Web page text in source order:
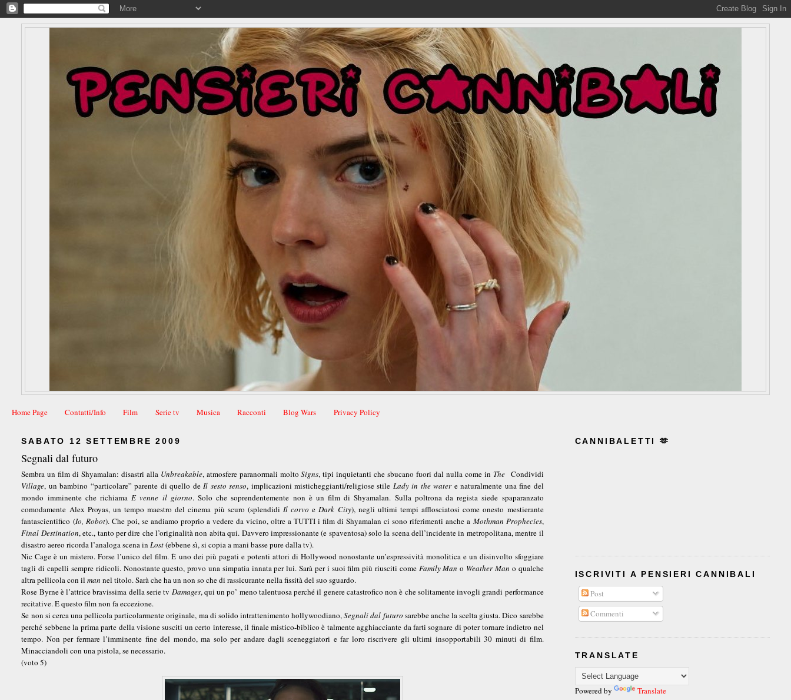
Home Page Contatti/Info Film Serie tv Musica Racconti Blog Wars Privacy Policy
SABATO 12 SETTEMBRE 2009
Segnali dal futuro
Condividi
Sembra un film di Shyamalan: disastri alla Unbreakable, atmosfere paranormali moltoSigns, tipi inquietanti che sbucano fuori dal nulla come in The
Village, un bambino “particolare” parente di quello de Il sesto senso, implicazioni misticheggianti/religiose stile Lady in the watere naturalmente una fine del
mondo imminente che richiama E venne il giorno. Solo che soprendentemente non è un film di Shyamalan. Sulla poltrona da regista siede spaparanzato
comodamente Alex Proyas, un tempo maestro del cinema più scuro (splendidi Il corvo e Dark City), negli ultimi tempi afflosciatosi come onesto mestierante
fantascientifico (Io, Robot). Che poi, se andiamo proprio a vedere da vicino, oltre a TUTTI i film di Shyamalan ci sono riferimenti anche a Mothman Prophecies,
Final Destination, etc., tanto per dire che l’originalità non abita qui. Davvero impressionante (e spaventosa) solo la scena dell’incidente in metropolitana, mentre il
disastro aereo ricorda l’analoga scena in Lost(ebbene sì, si copia a mani basse pure dalla tv).
Nic Cage è un mistero. Forse l’unico del film. È uno dei più pagati e potenti attori di Hollywood nonostante un’espressività monolitica e un disinvolto sfoggiare
tagli di capelli sempre ridicoli. Nonostante questo, provo una simpatia innata per lui. Sarà per i suoi film più riusciti come Family Man o Weather Man o qualche
altra pellicola con ilman nel titolo. Sarà che ha un non so che di rassicurante nella fissità del suo sguardo.
Rose Byrne è l’attrice bravissima della serie tv Damages, qui un po’ meno talentuosa perché il genere catastrofico non è che solitamente invogli grandi performance
recitative. E questo film non fa eccezione.
Se non si cerca una pellicola particolarmente originale, ma di solido intrattenimento hollywoodiano,Segnali dal futuro sarebbe anche la scelta giusta. Dico sarebbe
perché sebbene la prima parte della visione susciti un certo interesse, il finale mistico-biblico è talmente agghiacciante da farti sognare di poter tornare indietro nel
tempo. Non per fermare l’imminente fine del mondo, ma solo per andare dagli sceneggiatori e far loro riscrivere gli ultimi insopportabili 30 minuti di film.
Minacciandoli con una pistola, se necessario.
(voto 5)
CANNIBALETTI 🫶
ISCRIVITI A PENSIERI CANNIBALI
Post
Commenti
TRANSLATE
Powered by Translate